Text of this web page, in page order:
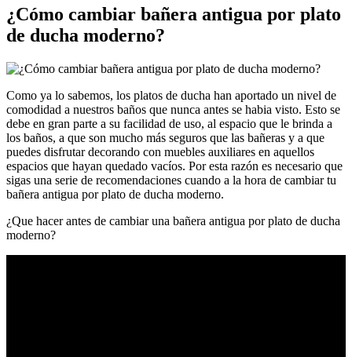
¿Cómo cambiar bañera antigua por plato
de ducha moderno?
Como ya lo sabemos, los platos de ducha han aportado un nivel de
comodidad a nuestros baños que nunca antes se habia visto. Esto se
debe en gran parte a su facilidad de uso, al espacio que le brinda a
los baños, a que son mucho más seguros que las bañeras y a que
puedes disfrutar decorando con muebles auxiliares en aquellos
espacios que hayan quedado vacíos. Por esta razón es necesario que
sigas una serie de recomendaciones cuando a la hora de cambiar tu
bañera antigua por plato de ducha moderno.
¿Que hacer antes de cambiar una bañera antigua por plato de ducha
moderno?